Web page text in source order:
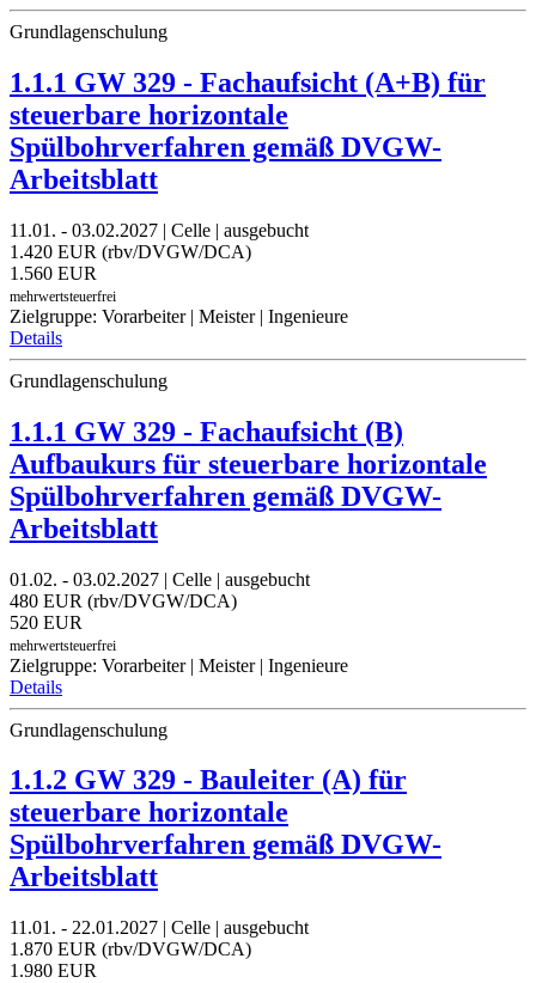
Grundlagenschulung
1.1.1 GW 329 - Fachaufsicht (A+B) für
steuerbare horizontale
Spülbohrverfahren gemäß DVGW-
Arbeitsblatt
11.01. - 03.02.2027 | Celle | ausgebucht
1.420 EUR (rbv/DVGW/DCA)
1.560 EUR
mehrwertsteuerfrei
Zielgruppe: Vorarbeiter | Meister | Ingenieure
Details
Grundlagenschulung
1.1.1 GW 329 - Fachaufsicht (B)
Aufbaukurs für steuerbare horizontale
Spülbohrverfahren gemäß DVGW-
Arbeitsblatt
01.02. - 03.02.2027 | Celle | ausgebucht
480 EUR (rbv/DVGW/DCA)
520 EUR
mehrwertsteuerfrei
Zielgruppe: Vorarbeiter | Meister | Ingenieure
Details
Grundlagenschulung
1.1.2 GW 329 - Bauleiter (A) für
steuerbare horizontale
Spülbohrverfahren gemäß DVGW-
Arbeitsblatt
11.01. - 22.01.2027 | Celle | ausgebucht
1.870 EUR (rbv/DVGW/DCA)
1.980 EUR